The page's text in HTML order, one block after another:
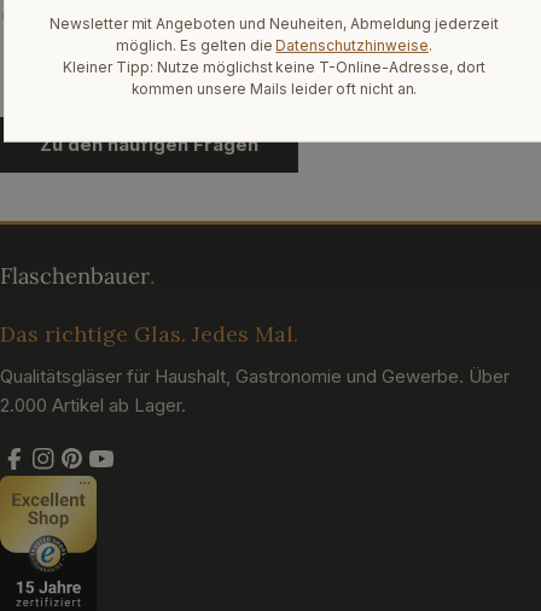
Öffnungszeiten
Mo bis Fr: 08:00 bis 12:00 und 13:00 bis 16:00 Uhr
Sa und So: geschlossen
Zu den häufigen Fragen
Das richtige Glas. Jedes Mal.
Qualitätsgläser für Haushalt, Gastronomie und Gewerbe. Über
2.000 Artikel ab Lager.
Facebook
Instagram
Pinterest
YouTube
Newsletter mit Angeboten und Neuheiten, Abmeldung jederzeit
möglich. Es gelten die Datenschutzhinweise.
Kleiner Tipp: Nutze möglichst keine T-Online-Adresse, dort
kommen unsere Mails leider oft nicht an.